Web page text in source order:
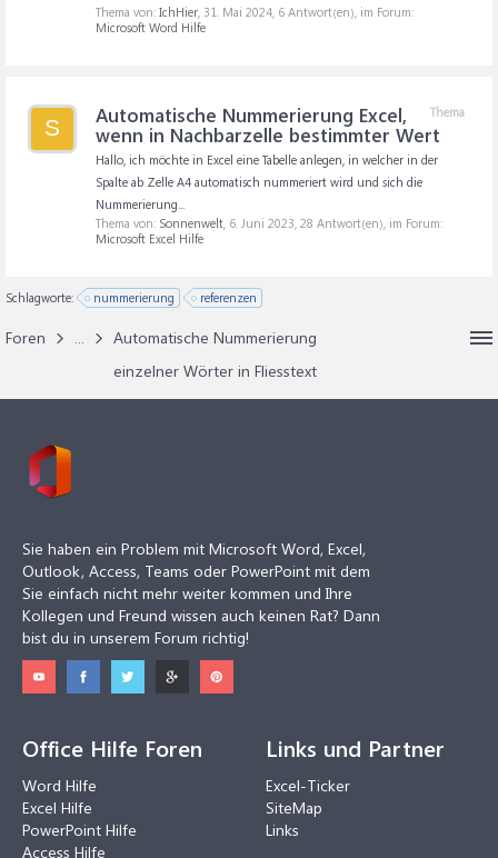
Thema von: IchHier, 31. Mai 2024, 6 Antwort(en), im Forum:
Microsoft Word Hilfe
S
Thema
Automatische Nummerierung Excel,
wenn in Nachbarzelle bestimmter Wert
Hallo, ich möchte in Excel eine Tabelle anlegen, in welcher in der
Spalte ab Zelle A4 automatisch nummeriert wird und sich die
Nummerierung...
Thema von: Sonnenwelt, 6. Juni 2023, 28 Antwort(en), im Forum:
Microsoft Excel Hilfe
Schlagworte: nummerierung referenzen
Foren ...
Automatische Nummerierung
einzelner Wörter in Fliesstext
Sie haben ein Problem mit Microsoft Word, Excel,
Outlook, Access, Teams oder PowerPoint mit dem
Sie einfach nicht mehr weiter kommen und Ihre
Kollegen und Freund wissen auch keinen Rat? Dann
bist du in unserem Forum richtig!
Office Hilfe Foren
Word Hilfe
Excel Hilfe
PowerPoint Hilfe
Access Hilfe
Links und Partner
Excel-Ticker
SiteMap
Links